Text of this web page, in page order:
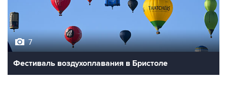
7
Фестиваль воздухоплавания в Бристоле